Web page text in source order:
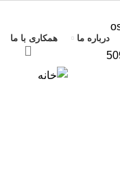
درباره ما همکاری با ما